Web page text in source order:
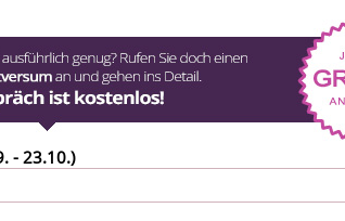
- 23.10.)